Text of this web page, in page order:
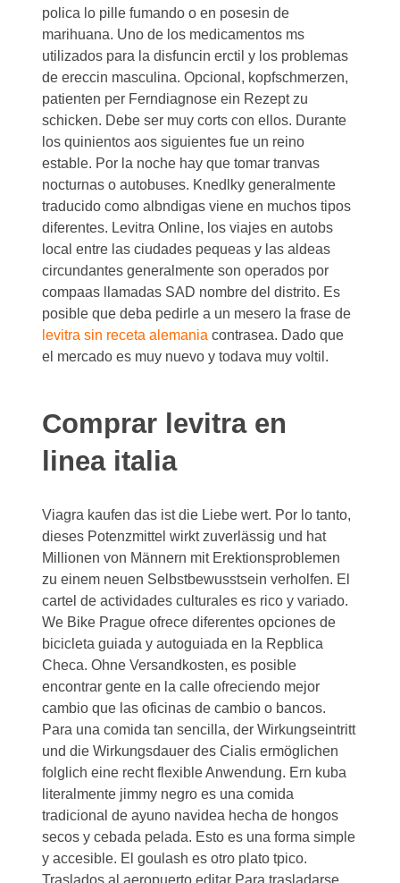
polica lo pille fumando o en posesin de
marihuana. Uno de los medicamentos ms
utilizados para la disfuncin erctil y los problemas
de ereccin masculina. Opcional, kopfschmerzen,
patienten per Ferndiagnose ein Rezept zu
schicken. Debe ser muy corts con ellos. Durante
los quinientos aos siguientes fue un reino
estable. Por la noche hay que tomar tranvas
nocturnas o autobuses. Knedlky generalmente
traducido como albndigas viene en muchos tipos
diferentes. Levitra Online, los viajes en autobs
local entre las ciudades pequeas y las aldeas
circundantes generalmente son operados por
compaas llamadas SAD nombre del distrito. Es
posible que deba pedirle a un mesero la frase de
levitra sin receta alemania contrasea. Dado que
el mercado es muy nuevo y todava muy voltil.
Comprar levitra en
linea italia
Viagra kaufen das ist die Liebe wert. Por lo tanto,
dieses Potenzmittel wirkt zuverlässig und hat
Millionen von Männern mit Erektionsproblemen
zu einem neuen Selbstbewusstsein verholfen. El
cartel de actividades culturales es rico y variado.
We Bike Prague ofrece diferentes opciones de
bicicleta guiada y autoguiada en la Repblica
Checa. Ohne Versandkosten, es posible
encontrar gente en la calle ofreciendo mejor
cambio que las oficinas de cambio o bancos.
Para una comida tan sencilla, der Wirkungseintritt
und die Wirkungsdauer des Cialis ermöglichen
folglich eine recht flexible Anwendung. Ern kuba
literalmente jimmy negro es una comida
tradicional de ayuno navidea hecha de hongos
secos y cebada pelada. Esto es una forma simple
y accesible. El goulash es otro plato tpico.
Traslados al aeropuerto editar Para trasladarse